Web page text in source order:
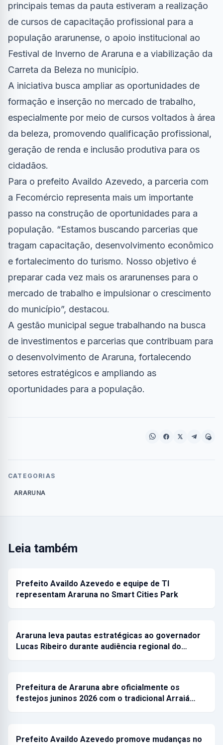
principais temas da pauta estiveram a realização
de cursos de capacitação profissional para a
população ararunense, o apoio institucional ao
Festival de Inverno de Araruna e a viabilização da
Carreta da Beleza no município.
A iniciativa busca ampliar as oportunidades de
formação e inserção no mercado de trabalho,
especialmente por meio de cursos voltados à área
da beleza, promovendo qualificação profissional,
geração de renda e inclusão produtiva para os
cidadãos.
Para o prefeito Availdo Azevedo, a parceria com
a Fecomércio representa mais um importante
passo na construção de oportunidades para a
população. “Estamos buscando parcerias que
tragam capacitação, desenvolvimento econômico
e fortalecimento do turismo. Nosso objetivo é
preparar cada vez mais os ararunenses para o
mercado de trabalho e impulsionar o crescimento
do município”, destacou.
A gestão municipal segue trabalhando na busca
de investimentos e parcerias que contribuam para
o desenvolvimento de Araruna, fortalecendo
setores estratégicos e ampliando as
oportunidades para a população.
CATEGORIAS
ARARUNA
Leia também
Prefeito Availdo Azevedo e equipe de TI
representam Araruna no Smart Cities Park
Araruna leva pautas estratégicas ao governador
Lucas Ribeiro durante audiência regional do…
Prefeitura de Araruna abre oficialmente os
festejos juninos 2026 com o tradicional Arraiá…
Prefeito Availdo Azevedo promove mudanças no